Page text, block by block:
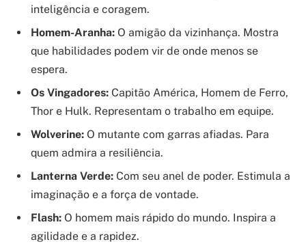
inteligência e coragem.
Homem-Aranha: O amigão da vizinhança. Mostra
que habilidades podem vir de onde menos se
espera.
Os Vingadores: Capitão América, Homem de Ferro,
Thor e Hulk. Representam o trabalho em equipe.
Wolverine: O mutante com garras afiadas. Para
quem admira a resiliência.
Lanterna Verde: Com seu anel de poder. Estimula a
imaginação e a força de vontade.
Flash: O homem mais rápido do mundo. Inspira a
agilidade e a rapidez.